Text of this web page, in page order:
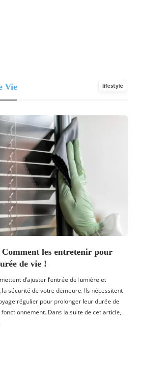
Vie lifestyle
les entretenir pour
de vie !
d’ajuster l’entrée de lumière et
la sécurité de votre demeure. Ils nécessitent
régulier pour prolonger leur durée de
Dans la suite de cet article,